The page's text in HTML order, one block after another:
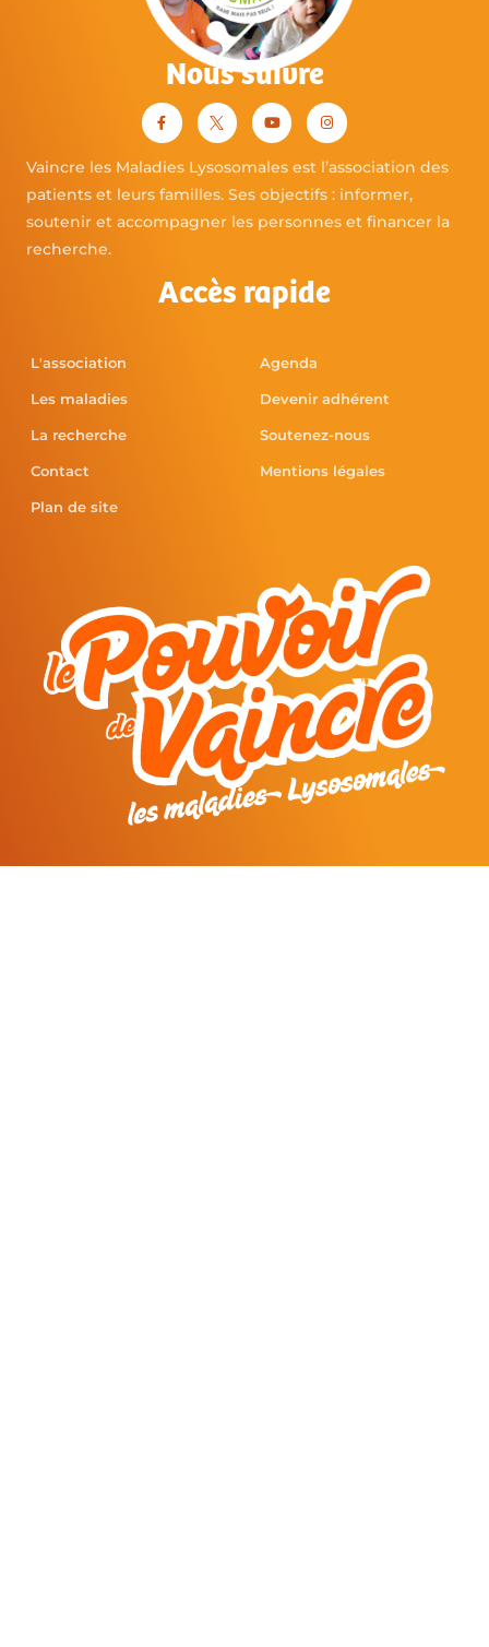
Nous suivre
Vaincre les Maladies Lysosomales est l’association des
patients et leurs familles. Ses objectifs : informer,
soutenir et accompagner les personnes et financer la
recherche.
Accès rapide
L'association
Les maladies
La recherche
Contact
Plan de site
Agenda
Devenir adhérent
Soutenez-nous
Mentions légales